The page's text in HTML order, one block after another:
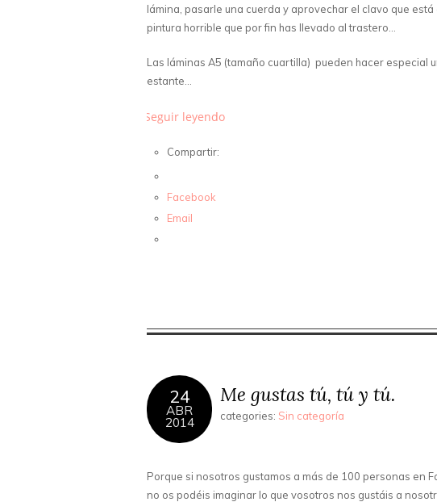
lámina, pasarle una cuerda y aprovechar el clavo que
pintura horrible que por fin has llevado al trastero…
Las láminas A5 (tamaño cuartilla) pueden hacer especial
estante…
Seguir leyendo
Compartir:
Facebook
Email
24
ABR
2014
Me gustas tú, tú y tú.
categories: Sin categoría
Porque si nosotros gustamos a más de 100 personas en
no os podéis imaginar lo que vosotros nos gustáis a